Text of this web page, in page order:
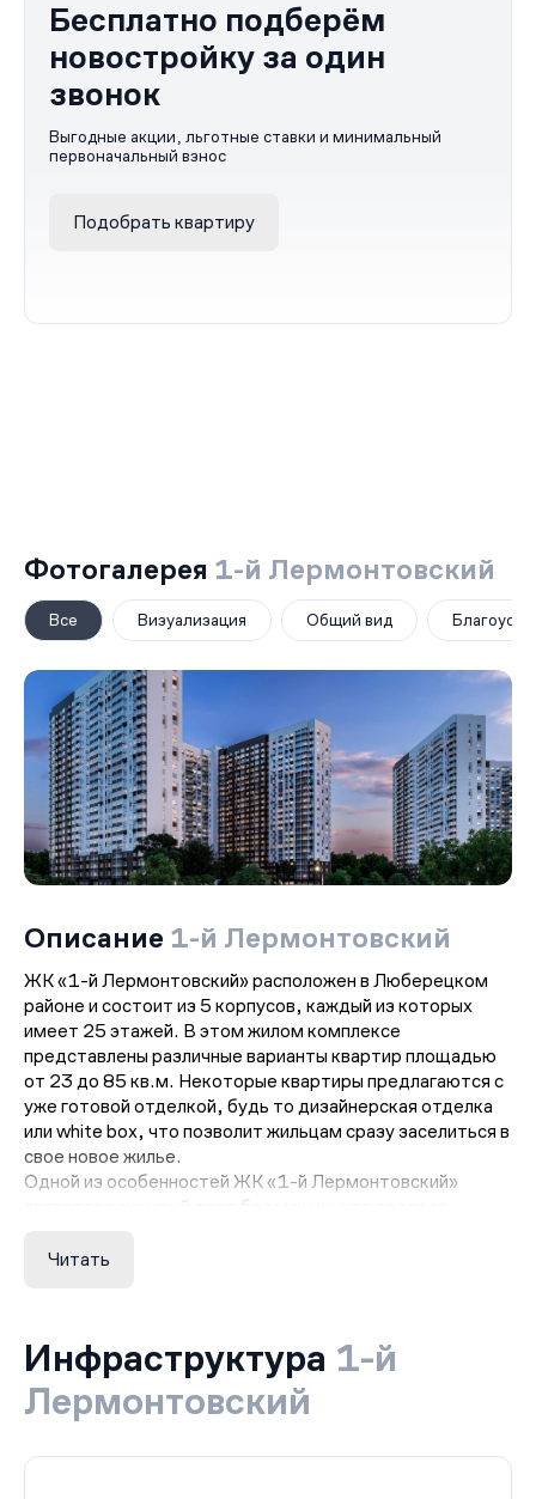
Бесплатно подберём
новостройку за один
звонок
Выгодные акции, льготные ставки и минимальный
первоначальный взнос
Подобрать квартиру
Фотогалерея 1-й Лермонтовский
Все Визуализация Общий вид
Описание 1-й Лермонтовский
ЖК «1-й Лермонтовский» расположен в Люберецком
районе и состоит из 5 корпусов, каждый из которых
имеет 25 этажей. В этом жилом комплексе
представлены различные варианты квартир площадью
от 23 до 85 кв.м. Некоторые квартиры предлагаются с
уже готовой отделкой, будь то дизайнерская отделка
или white box, что позволит жильцам сразу заселиться в
свое новое жилье.
Одной из особенностей ЖК «1-й Лермонтовский»
является закрытый двор без машин, что создает
Комплекс также предлагает инфраструктуру для
от 24 до 109 кв.м. и могут быть оснащены балконами
или лоджиями. Кроме того, комплекс предлагает
систему «Умная квартира», что позволяет жильцам
удобствами и автоматизацией.
Читать
Инфраструктура 1-й
Лермонтовский